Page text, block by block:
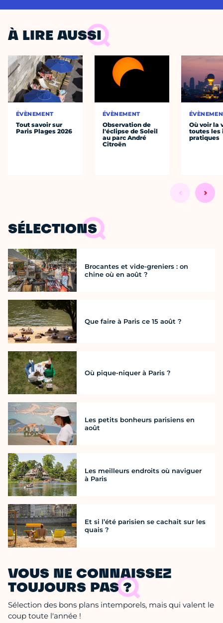
À LIRE AUSSI
ÉVÈNEMENT
Tout savoir sur
Paris Plages 2026
ÉVÈNEMENT
Observation de
l'éclipse de Soleil
au parc André
Citroën
Où voir la
toutes les
pratiques
SÉLECTIONS
Brocantes et vide-greniers : on
chine où en août ?
Que faire à Paris ce 15 août ?
Où pique-niquer à Paris ?
Les petits bonheurs parisiens en
août
Les meilleurs endroits où naviguer
à Paris
Et si l’été parisien se cachait sur les
quais ?
VOUS NE CONNAISSEZ
TOUJOURS PAS ?
Sélection des bons plans intemporels, mais qui valent le
coup toute l'année !